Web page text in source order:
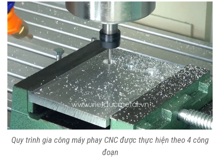
Quy trình gia công máy phay CNC được thực hiện theo 4 công
đoạn